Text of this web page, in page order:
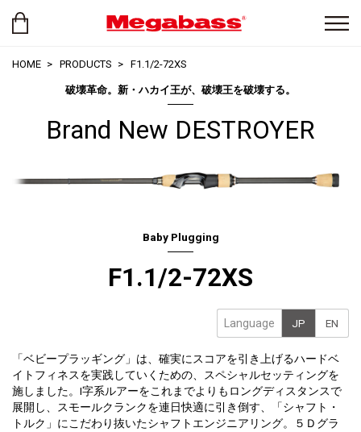
HOME PRODUCTS F1.1/2-72XS
破壊革命。新・ハカイ王が、破壊王を破壊する。
Brand New DESTROYER
Baby Plugging
F1.1/2-72XS
Language JP EN
「ベビープラッギング」は、確実にスコアを引き上げるハードベ
イトフィネスを実践していくための、スペシャルセッティングを
施しました。I字系ルアーをこれまでよりもロングディスタンスで
展開し、スモールクランクを連日快適に引き倒す、「シャフト・
トルク」にこだわり抜いたシャフトエンジニアリング。５Ｄグラ